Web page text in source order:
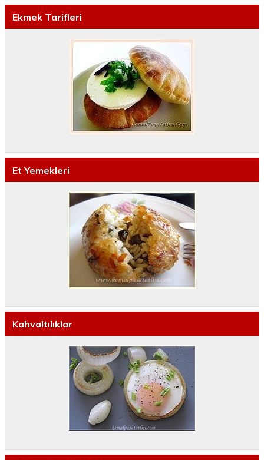
Ekmek Tarifleri
Et Yemekleri
Kahvaltılıklar